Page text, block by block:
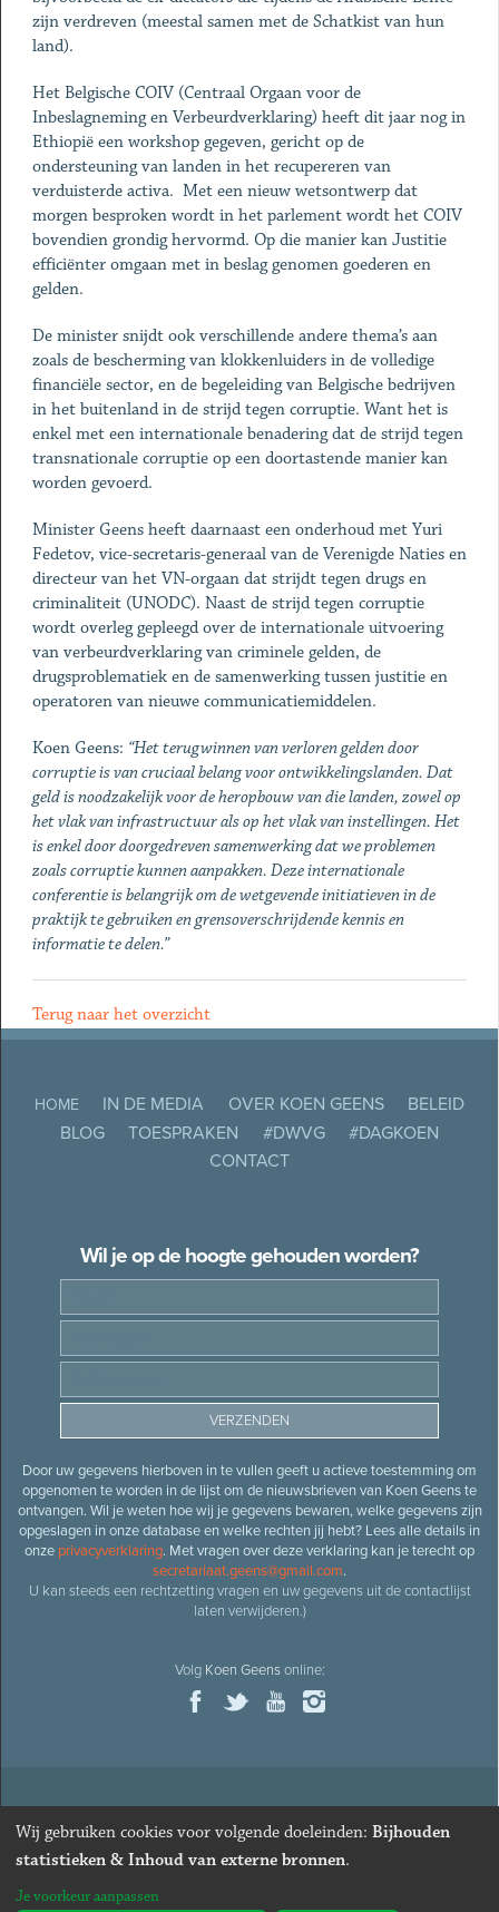
zijn verdreven (meestal samen met de Schatkist van hun
land).
Het Belgische COIV (Centraal Orgaan voor de
Inbeslagneming en Verbeurdverklaring) heeft dit jaar nog in
Ethiopië een workshop gegeven, gericht op de
ondersteuning van landen in het recupereren van
verduisterde activa. Met een nieuw wetsontwerp dat
morgen besproken wordt in het parlement wordt het COIV
bovendien grondig hervormd. Op die manier kan Justitie
efficiënter omgaan met in beslag genomen goederen en
gelden.
De minister snijdt ook verschillende andere thema’s aan
zoals de bescherming van klokkenluiders in de volledige
financiële sector, en de begeleiding van Belgische bedrijven
in het buitenland in de strijd tegen corruptie. Want het is
enkel met een internationale benadering dat de strijd tegen
transnationale corruptie op een doortastende manier kan
worden gevoerd.
Minister Geens heeft daarnaast een onderhoud met Yuri
Fedetov, vice-secretaris-generaal van de Verenigde Naties en
directeur van het VN-orgaan dat strijdt tegen drugs en
criminaliteit (UNODC). Naast de strijd tegen corruptie
wordt overleg gepleegd over de internationale uitvoering
van verbeurdverklaring van criminele gelden, de
drugsproblematiek en de samenwerking tussen justitie en
operatoren van nieuwe communicatiemiddelen.
Koen Geens: “Het terugwinnen van verloren gelden door
corruptie is van cruciaal belang voor ontwikkelingslanden. Dat
geld is noodzakelijk voor de heropbouw van die landen, zowel op
het vlak van infrastructuur als op het vlak van instellingen. Het
is enkel door doorgedreven samenwerking dat we problemen
zoals corruptie kunnen aanpakken. Deze internationale
conferentie is belangrijk om de wetgevende initiatieven in de
praktijk te gebruiken en grensoverschrijdende kennis en
informatie te delen.”
Terug naar het overzicht
HOME IN DE MEDIA OVER KOEN GEENS
BELEID
BLOG
TOESPRAKEN #DWVG
#DAGKOEN
CONTACT
Wil je op de hoogte gehouden worden?
Door uw gegevens hierboven in te vullen geeft u actieve toestemming om
opgenomen te worden in de lijst om de nieuwsbrieven van Koen Geens te
ontvangen. Wil je weten hoe wij je gegevens bewaren, welke gegevens zijn
opgeslagen in onze database en welke rechten jij hebt? Lees alle details in
onze privacyverklaring. Met vragen over deze verklaring kan je terecht op
secretariaat.geens@gmail.com.
U kan steeds een rechtzetting vragen en uw gegevens uit de contactlijst
laten verwijderen.)
Volg Koen Geensonline:
© 2026Oud-minister en ere-volksvertegenwoordiger Koen
· Alle rechten voorbehouden · Cookies wijzigen
Webdesign&website ontwikkelingdoor Zenjoy in Leuven
Wij gebruiken cookies voor volgende doeleinden: Bijhouden
statistieken & Inhoud van externe bronnen.
Je voorkeur aanpassen